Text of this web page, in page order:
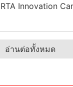
Innovation
อ่านต่อทั้งหมด